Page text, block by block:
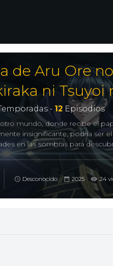
de Aru Ore
ni Tsuyoi
- 12 Episodios
mundo, donde recibe el
insignificante, podría ser
en las sombras para
Desconocido 2025 24